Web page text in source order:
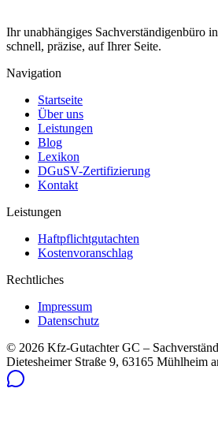
Ihr unabhängiges Sachverständigenbüro
schnell, präzise, auf Ihrer Seite.
Navigation
Startseite
Über uns
Leistungen
Blog
Lexikon
DGuSV-Zertifizierung
Kontakt
Leistungen
Haftpflichtgutachten
Kostenvoranschlag
Rechtliches
Impressum
Datenschutz
© 2026 Kfz-Gutachter GC –
Dietesheimer Straße 9, 63165 Mühlheim